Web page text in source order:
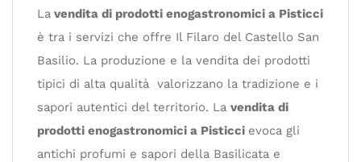
La vendita di prodotti enogastronomici a Pisticci
è tra i servizi che offre Il Filaro del Castello San
Basilio. La produzione e la vendita dei prodotti
tipici di alta qualità valorizzano la tradizione e i
sapori autentici del territorio. La vendita di
prodotti enogastronomici a Pisticci evoca gli
antichi profumi e sapori della Basilicata e